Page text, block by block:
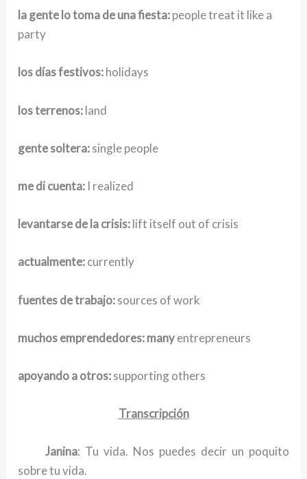
la gente lo toma de una fiesta:people treat it like a
party
los días festivos:holidays
los terrenos:land
gente soltera:single people
me di cuenta: I realized
levantarse de la crisis:lift itself out of crisis
actualmente:currently
fuentes de trabajo:sources of work
muchos emprendedores: manyentrepreneurs
apoyando a otros:supporting others
Transcripción
Janina: Tu vida. Nos puedes decir un poquito
sobre tu vida.